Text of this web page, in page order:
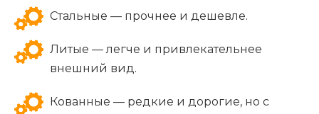
Стальные — прочнее и дешевле.
Литые — легче и привлекательнее
внешний вид.
Кованные — редкие и дорогие, но с